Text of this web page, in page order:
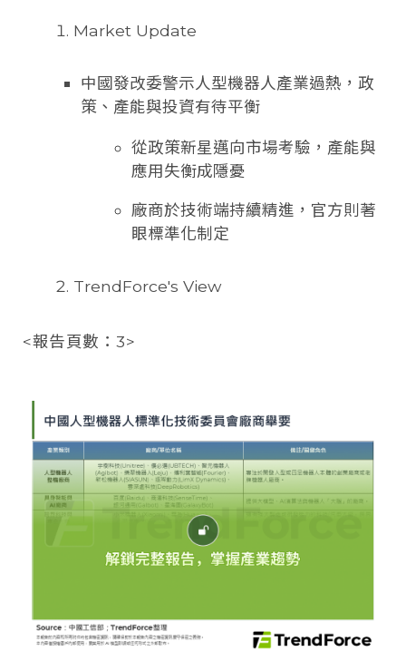
Market Update
中國發改委警示人型機器人產業過熱，政
策、產能與投資有待平衡
從政策新星邁向市場考驗，產能與
應用失衡成隱憂
廠商於技術端持續精進，官方則著
眼標準化制定
TrendForce's View
<報告頁數：3>